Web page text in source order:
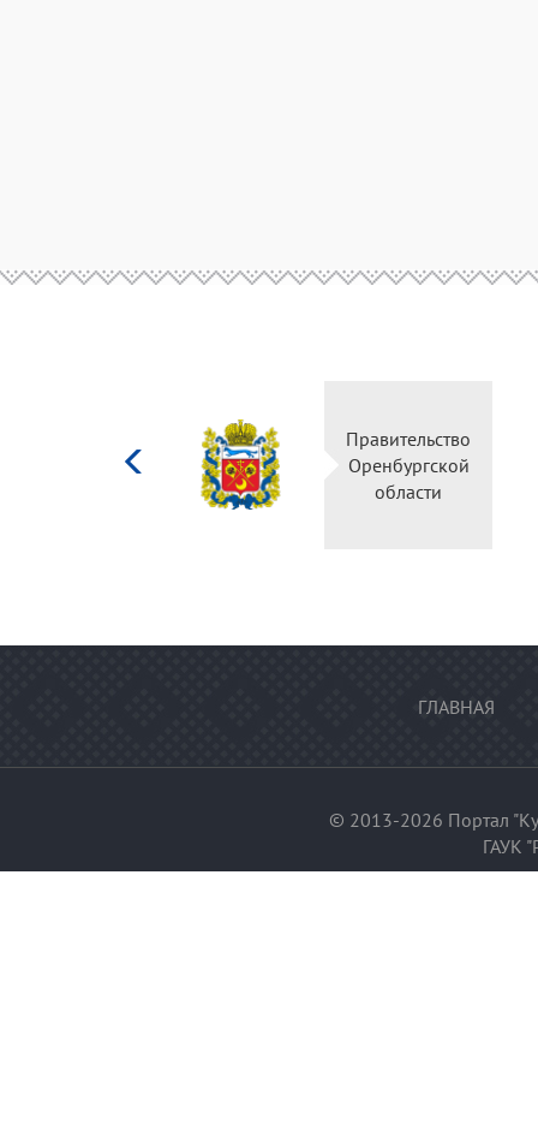
Правительство
Оренбургской
области
ГЛАВНАЯ
© 2013-2026 Портал
ГАУК